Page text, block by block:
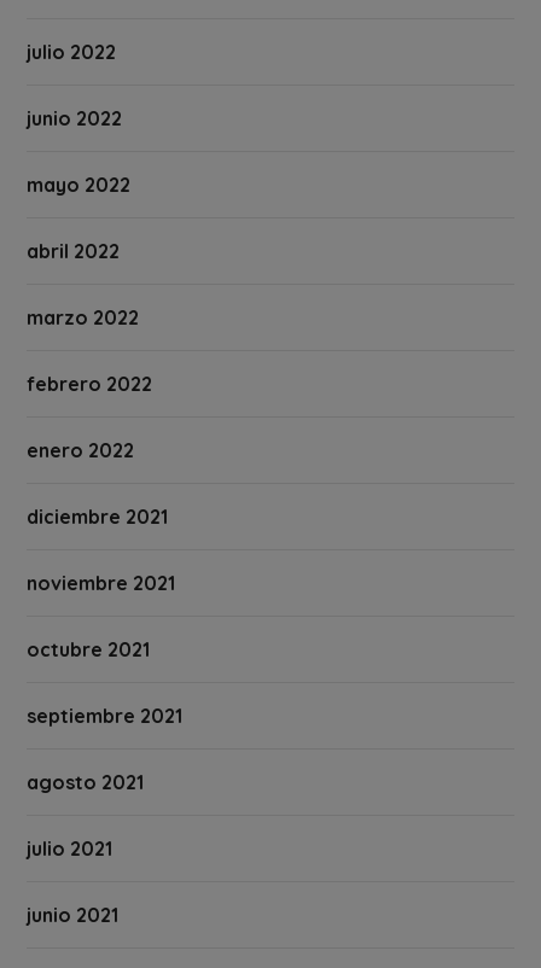
julio 2022
junio 2022
mayo 2022
abril 2022
marzo 2022
febrero 2022
enero 2022
diciembre 2021
noviembre 2021
octubre 2021
septiembre 2021
agosto 2021
julio 2021
junio 2021